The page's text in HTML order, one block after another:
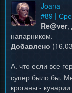
Joana
#89 |
Re@ver,
напарником.
Добавлено
А. что если все
супер было бы.
кроганы -